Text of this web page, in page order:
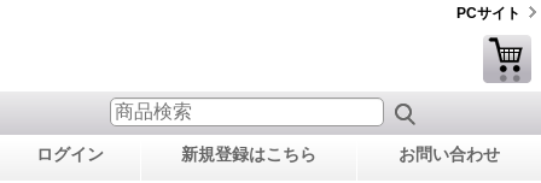
PCサイト
ログイン 新規登録はこちら お問い合わせ